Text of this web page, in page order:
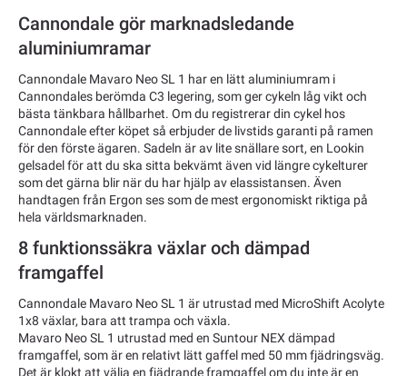
Cannondale gör marknadsledande
aluminiumramar
Cannondale Mavaro Neo SL 1 har en lätt aluminiumram i
Cannondales berömda C3 legering, som ger cykeln låg vikt och
bästa tänkbara hållbarhet. Om du registrerar din cykel hos
Cannondale efter köpet så erbjuder de livstids garanti på ramen
för den förste ägaren. Sadeln är av lite snällare sort, en Lookin
gelsadel för att du ska sitta bekvämt även vid längre cykelturer
som det gärna blir när du har hjälp av elassistansen. Även
handtagen från Ergon ses som de mest ergonomiskt riktiga på
hela världsmarknaden.
8 funktionssäkra växlar och dämpad
framgaffel
Cannondale Mavaro Neo SL 1 är utrustad med MicroShift Acolyte
1x8 växlar, bara att trampa och växla.
Mavaro Neo SL 1 utrustad med en Suntour NEX dämpad
framgaffel, som är en relativt lätt gaffel med 50 mm fjädringsväg.
Det är klokt att välja en fjädrande framgaffel om du inte är en